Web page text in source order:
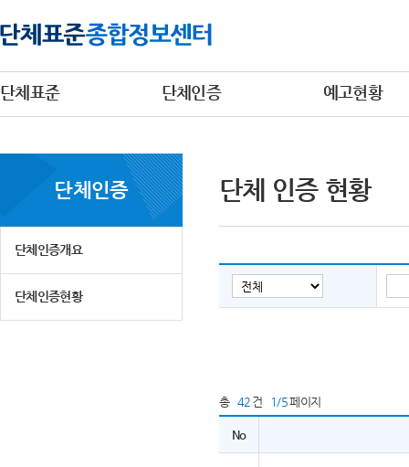
단체표준 단체인증 예고현황
단체인증
단체인증개요
단체인증현황
단체 인증 현황
총 42 건 1/5페이지
No